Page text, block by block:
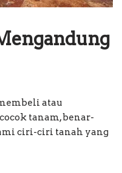
atau
tanam, benar-
ciri-ciri tanah yang